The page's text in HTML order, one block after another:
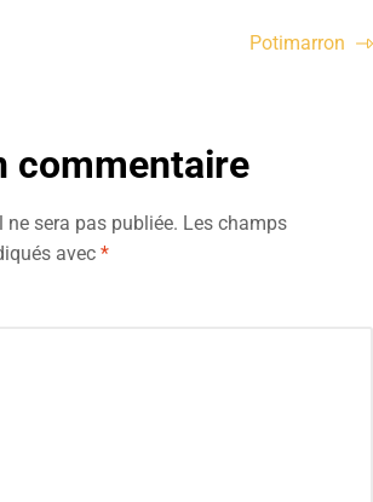
Potimarron
commentaire
ne sera pas publiée. Les champs
avec *